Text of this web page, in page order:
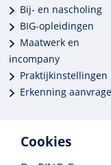
Cookies
Bij- en nascholing
BIG-opleidingen
Maatwerk en
incompany
Praktijkinstellingen
Erkenning